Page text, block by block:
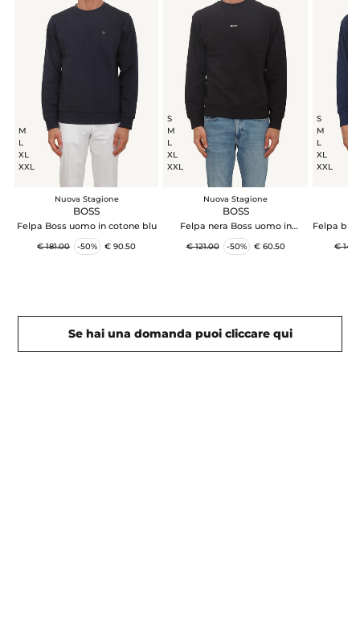
M
L
XL
XXL
Nuova Stagione
BOSS
Felpa Boss uomo in cotone blu
€ 181.00 -50% € 90.50
S
M
L
XL
XXL
Nuova Stagione
BOSS
Felpa nera Boss uomo in
cotone
€ 121.00 -50% € 60.50
S
M
L
XL
XXL
Felpa blu
€
Se hai una domanda puoi cliccare qui